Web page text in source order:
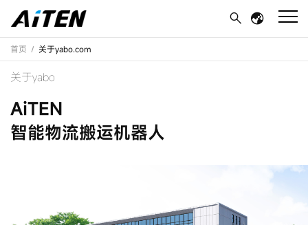
首页 / 关于yabo.com
关于yabo
AiTEN
智能物流搬运机器人